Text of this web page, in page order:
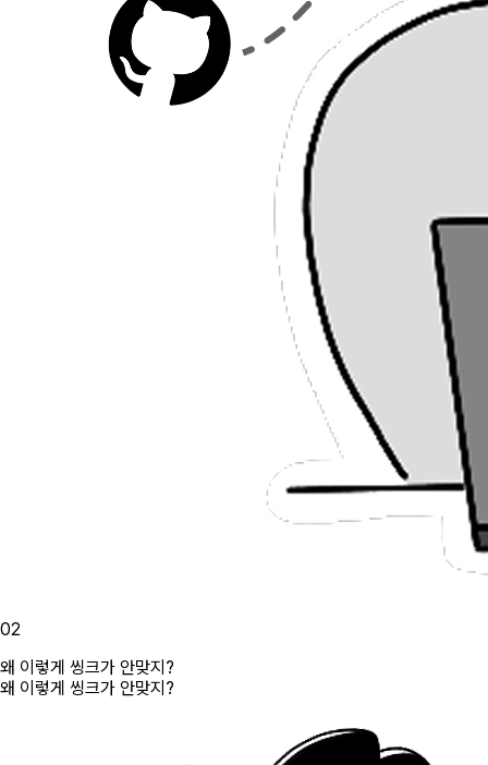
02
왜 이렇게 씽크가 안맞지?
왜 이렇게 씽크가 안맞지?